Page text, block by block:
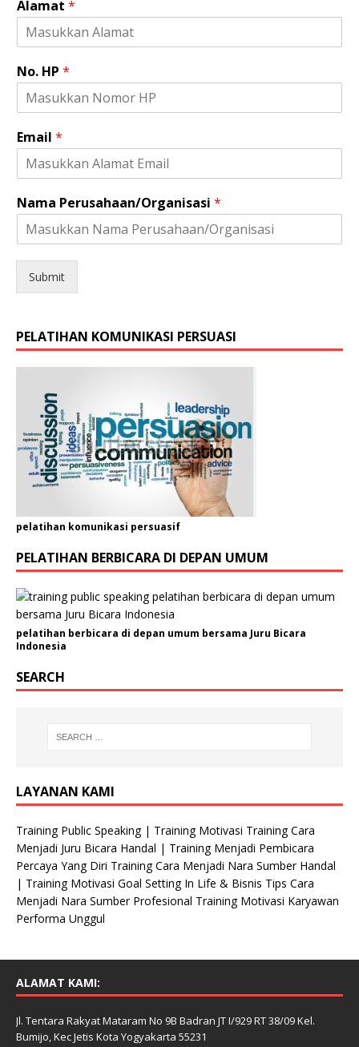
P
a
a
Alamat *
No. HP *
Email *
Nama Perusahaan/Organisasi *
Submit
PELATIHAN KOMUNIKASI PERSUASI
pelatihan komunikasi persuasif
PELATIHAN BERBICARA DI DEPAN UMUM
pelatihan berbicara di depan umum bersama Juru Bicara
Indonesia
SEARCH
LAYANAN KAMI
Training Public Speaking | Training Motivasi Training Cara
Menjadi Juru Bicara Handal | Training Menjadi Pembicara
Percaya Yang Diri Training Cara Menjadi Nara Sumber Handal
| Training Motivasi Goal Setting In Life & Bisnis Tips Cara
Menjadi Nara Sumber Profesional Training Motivasi Karyawan
Performa Unggul
ALAMAT KAMI:
Jl. Tentara Rakyat Mataram No 9B Badran JT I/929 RT 38/09 Kel.
Bumijo, Kec Jetis Kota Yogyakarta 55231